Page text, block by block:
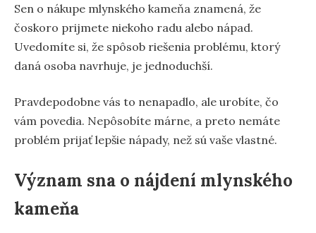
Sen o nákupe mlynského kameňa znamená, že
čoskoro prijmete niekoho radu alebo nápad.
Uvedomíte si, že spôsob riešenia problému, ktorý
daná osoba navrhuje, je jednoduchší.
Pravdepodobne vás to nenapadlo, ale urobíte, čo
vám povedia. Nepôsobíte márne, a preto nemáte
problém prijať lepšie nápady, než sú vaše vlastné.
Význam sna o nájdení mlynského
kameňa